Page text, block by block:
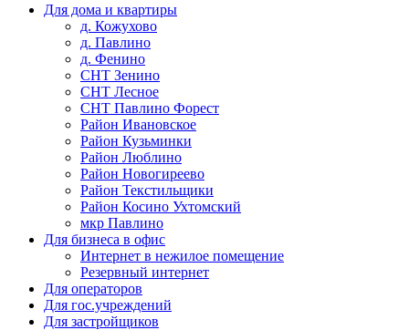
Для дома и квартиры
д. Кожухово
д. Павлино
д. Фенино
СНТ Зенино
СНТ Лесное
СНТ Павлино Форест
Район Ивановское
Район Кузьминки
Район Люблино
Район Новогиреево
Район Текстильщики
Район Косино Ухтомский
мкр Павлино
Для бизнеса в офис
Интернет в нежилое помещение
Резервный интернет
Для операторов
Для гос.учреждений
Для застройщиков